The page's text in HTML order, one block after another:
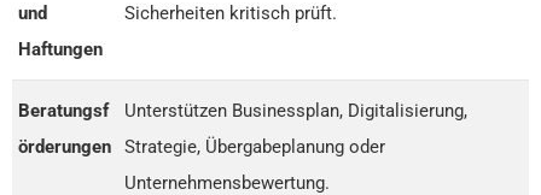
und
Haftungen
Sicherheiten kritisch prüft.
Beratungsf
örderungen
Unterstützen Businessplan, Digitalisierung,
Strategie, Übergabeplanung oder
Unternehmensbewertung.